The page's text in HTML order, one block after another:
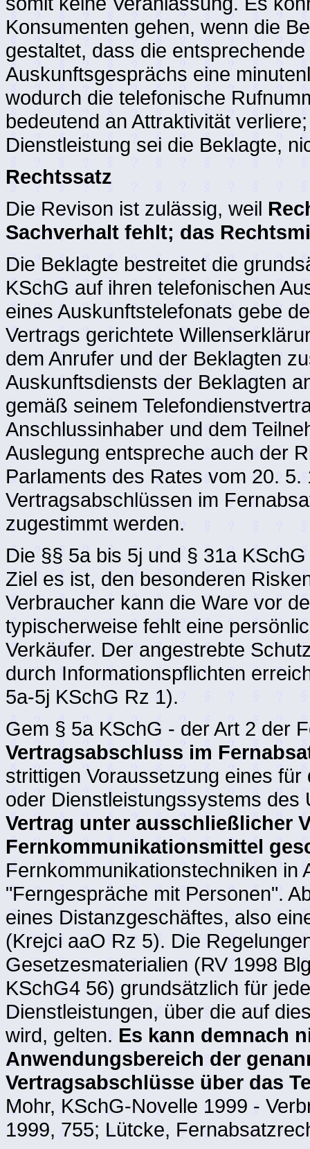
Konsumenten gehen, wenn die
gestaltet, dass die
Auskunftsgesprächs eine
wodurch die telefonische
bedeutend an Attraktivität
Dienstleistung sei die Beklagte,
Rechtssatz
Die Revison ist zulässig, weil
Sachverhalt fehlt; das
Die Beklagte bestreitet die
KSchG auf ihren telefonischen
eines Auskunftstelefonats gebe
Vertrags gerichtete
dem Anrufer und der Beklagten
Auskunftsdiensts der Beklagten
gemäß seinem
Anschlussinhaber und dem
Auslegung entspreche auch der
Parlaments des Rates vom 20.
Vertragsabschlüssen im
zugestimmt werden.
Die §§ 5a bis 5j und § 31a
Ziel es ist, den besonderen
Verbraucher kann die Ware vor
typischerweise fehlt eine
Verkäufer. Der angestrebte
durch Informationspflichten
5a-5j KSchG Rz 1).
Gem § 5a KSchG - der Art 2 der
Vertragsabschluss im
strittigen Voraussetzung eines
oder Dienstleistungssystems
Vertrag unter ausschließlicher
Fernkommunikationsmittel
Fernkommunikationstechniken in
"Ferngespräche mit Personen".
eines Distanzgeschäftes, also
(Krejci aaO Rz 5). Die
Gesetzesmaterialien (RV 1998
KSchG4 56) grundsätzlich für
Dienstleistungen, über die auf
wird, gelten. Es kann demnach
Anwendungsbereich der
Vertragsabschlüsse über das
Mohr, KSchG-Novelle 1999 -
1999, 755; Lütcke,